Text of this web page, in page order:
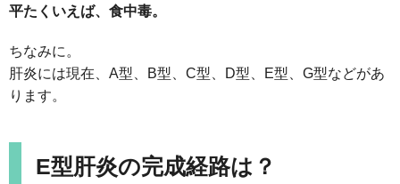
平たくいえば、食中毒。
ちなみに。
肝炎には現在、A型、B型、C型、D型、E型、G型などがあ
ります。
E型肝炎の完成経路は？